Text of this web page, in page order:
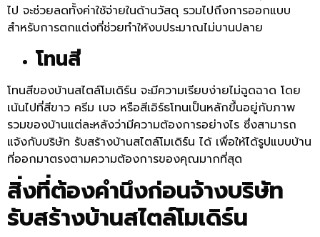
ไป จะช่วยลดทั้งค่าใช้จ่ายในด้านวัสดุ รวมไปถึงการออกแบบ
สำหรับการตกแต่งที่ช่วยทำให้งบประมาณไม่บานปลาย
โทนสี
โทนสีของบ้านสไตล์โมเดิร์น จะมีความเรียบง่ายไม่ฉูดฉาด โดย
เน้นไปที่สีขาว ครีม เบจ หรือสีเอิร์ธโทนเป็นหลักขึ้นอยู่กับภาพ
รวมของบ้านแต่ละหลังว่ามีความต้องการอย่างไร ซึ่งสามารถ
แจ้งกับบริษัท รับสร้างบ้านสไตล์โมเดิร์น ได้ เพื่อให้ได้รูปแบบบ้าน
ที่ออกมาตรงตามความต้องการของคุณมากที่สุด
สิ่งที่ต้องคำนึงก่อนจ้างบริษัท
รับสร้างบ้านสไตล์โมเดิร์น